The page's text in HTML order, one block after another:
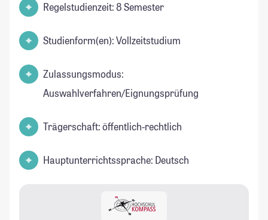
Regelstudienzeit: 8 Semester
Studienform(en): Vollzeitstudium
Zulassungsmodus:
Auswahlverfahren/Eignungsprüfung
Trägerschaft: öffentlich-rechtlich
Hauptunterrichtssprache: Deutsch